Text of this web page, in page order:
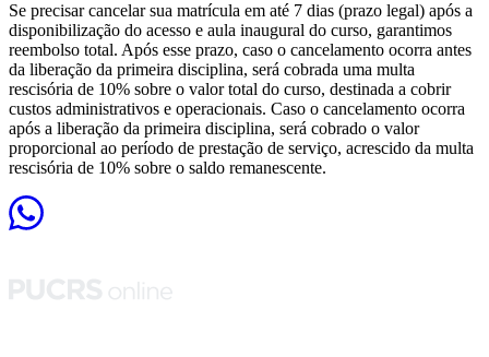
Se precisar cancelar sua matrícula em até 7 dias (prazo legal) após a
disponibilização do acesso e aula inaugural do curso, garantimos
reembolso total. Após esse prazo, caso o cancelamento ocorra antes
da liberação da primeira disciplina, será cobrada uma multa
rescisória de 10% sobre o valor total do curso, destinada a cobrir
custos administrativos e operacionais. Caso o cancelamento ocorra
após a liberação da primeira disciplina, será cobrado o valor
proporcional ao período de prestação de serviço, acrescido da multa
rescisória de 10% sobre o saldo remanescente.